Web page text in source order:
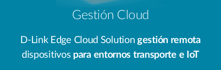
Gestión Cloud
D-Link Edge Cloud Solution gestión remota
dispositivos para entornos transporte e IoT